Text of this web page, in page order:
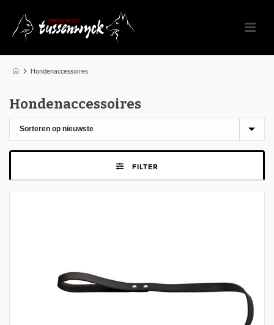
Hondenaccessoires
Hondenaccessoires
FILTER